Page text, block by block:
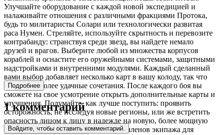
Улучшайте оборудование с каждой новой экспедицией и
налаживайте отношения с различными фракциями Протока,
будь то милитаристы Солари или технологически развитая
раса Нумен. Стреляйте, используйте скрытность и перевозите
контрабанду: странствуя среди звезд, вы найдете немало
друзей и врагов. Выберите любой из множества корпусов
кораблей и оснастите его оружейными системами, защитными
надстройками и внутренними модулями. Каждый сделанный
вами выбор добавляет несколько карт в вашу колоду, так что
ищите наиболее удачные сочетания. После каждого боя вы
сможете на свое усмотрение открыть дополнительные карты и
улучшения. Подумайте, как лучше поступить: проявить
осторожность, не исследуя новые регионы, или же встретить
опасность лицом к лицу в надежде на новую, более мощную
технику для долгого пути. Наймите членов экипажа для
Подробнее
1 комментарий
Войдите, чтобы оставить комментарий.